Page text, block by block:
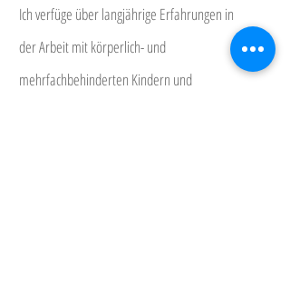
Ich verfüge über langjährige Erfahrungen in
der Arbeit mit körperlich- und
mehrfachbehinderten Kindern und